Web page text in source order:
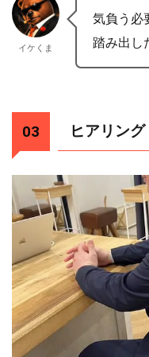
イケくま
気負う必
踏み出し
ヒアリング